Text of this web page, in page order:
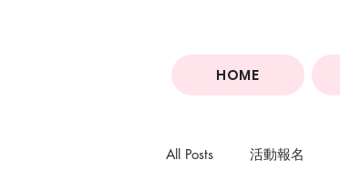
HOME
All Posts 活動報名